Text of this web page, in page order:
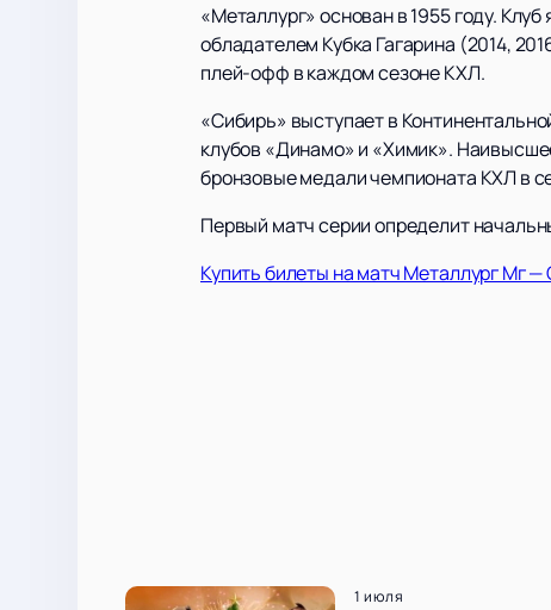
«Металлург» основан в 1955 году.
обладателем Кубка Гагарина (2014,
плей-офф в каждом сезоне КХЛ.
«Сибирь» выступает в
клубов «Динамо» и «Химик».
бронзовые медали чемпионата КХЛ в
Первый матч серии определит
Купить билеты на матч Металлург Мг —
1 июля